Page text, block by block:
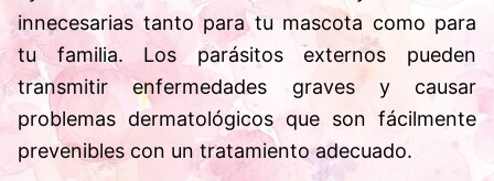
innecesarias tanto para tu mascota como para
tu familia. Los parásitos externos pueden
transmitir enfermedades graves y causar
problemas dermatológicos que son fácilmente
prevenibles con un tratamiento adecuado.